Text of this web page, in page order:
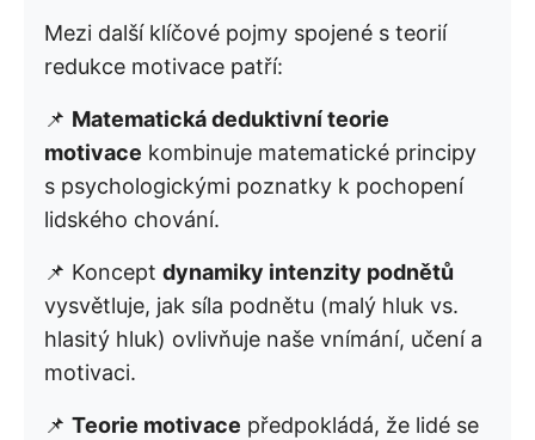
Mezi další klíčové pojmy spojené s teorií
redukce motivace patří:
📌 Matematická deduktivní teorie
motivace kombinuje matematické principy
s psychologickými poznatky k pochopení
lidského chování.
📌 Koncept dynamiky intenzity podnětů
vysvětluje, jak síla podnětu (malý hluk vs.
hlasitý hluk) ovlivňuje naše vnímání, učení a
motivaci.
📌 Teorie motivace předpokládá, že lidé se